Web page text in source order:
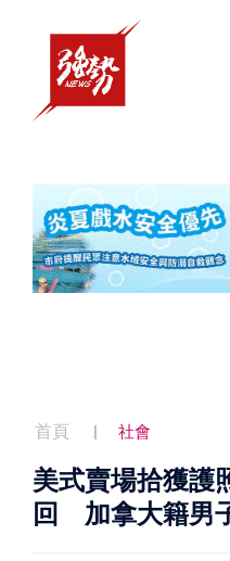
首頁 社會
美式賣場拾獲
回 加拿大籍男